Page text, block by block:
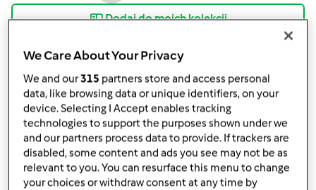
Dodaj do moich kolekcji
podziel się przepisem
Stwórz wariant
Składniki
We Care About Your Privacy
We and our315 partners store and access personal
data, like browsing data or unique identifiers, on your
device. Selecting I Accept enables tracking
technologies to support the purposes shown under we
and our partners process data to provide. If trackers are
disabled, some content and ads you see may not be as
relevant to you. You can resurface this menu to change
your choices or withdraw consent at any time by